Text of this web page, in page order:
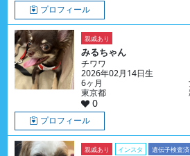
プロフィール
親戚あり
みるちゃん
チワワ
2026年02月14日生
6ヶ月
東京都
0
プロフィール
親戚あり インスタ 遺伝子検査済